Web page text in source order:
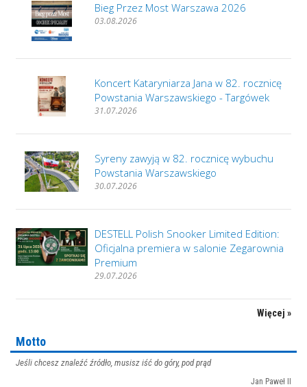
Bieg Przez Most Warszawa 2026
03.08.2026
Koncert Kataryniarza Jana w 82. rocznicę
Powstania Warszawskiego - Targówek
31.07.2026
Syreny zawyją w 82. rocznicę wybuchu
Powstania Warszawskiego
30.07.2026
DESTELL Polish Snooker Limited Edition:
Oficjalna premiera w salonie Zegarownia
Premium
29.07.2026
Więcej »
Motto
Jeśli chcesz znaleźć źródło, musisz iść do góry, pod prąd
Jan Paweł II